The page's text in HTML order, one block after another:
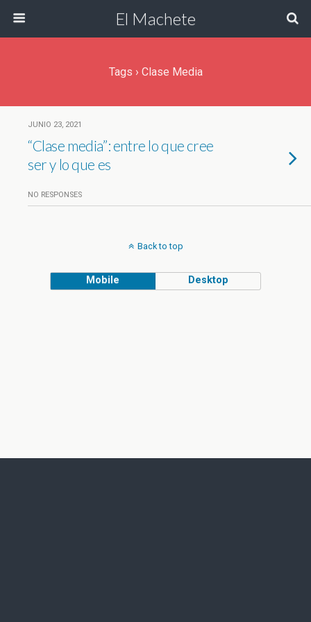
El Machete
Tags › Clase Media
JUNIO 23, 2021
“Clase media”: entre lo que cree
ser y lo que es
NO RESPONSES
Back to top
Mobile Desktop